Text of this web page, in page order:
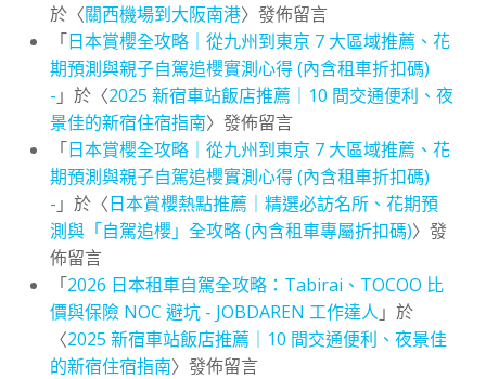
於〈關西機場到大阪南港〉發佈留言
「日本賞櫻全攻略｜從九州到東京 7 大區域推薦、花
期預測與親子自駕追櫻實測心得 (內含租車折扣碼)
- 」於〈2025 新宿車站飯店推薦｜10 間交通便利、夜
景佳的新宿住宿指南〉發佈留言
「日本賞櫻全攻略｜從九州到東京 7 大區域推薦、花
期預測與親子自駕追櫻實測心得 (內含租車折扣碼)
- 」於〈日本賞櫻熱點推薦｜精選必訪名所、花期預
測與「自駕追櫻」全攻略 (內含租車專屬折扣碼)〉發
佈留言
「2026 日本租車自駕全攻略：Tabirai、TOCOO 比
價與保險 NOC 避坑 - JOBDAREN 工作達人 」於
〈2025 新宿車站飯店推薦｜10 間交通便利、夜景佳
的新宿住宿指南〉發佈留言